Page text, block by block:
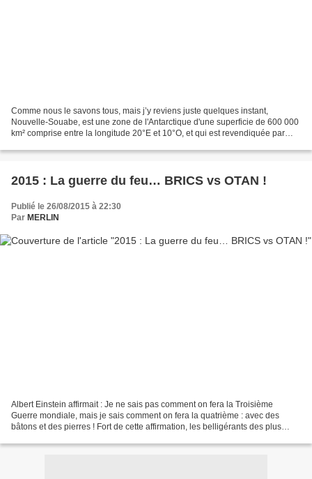
Comme nous le savons tous, mais j’y reviens juste quelques instant,
Nouvelle-Souabe, est une zone de l'Antarctique d'une superficie de 600 000
km² comprise entre la longitude 20°E et 10°O, et qui est revendiquée par
2015 : La guerre du feu… BRICS vs OTAN !
Publié le 26/08/2015 à 22:30
Par MERLIN
Albert Einstein affirmait : Je ne sais pas comment on fera la Troisième
Guerre mondiale, mais je sais comment on fera la quatrième : avec des
bâtons et des pierres ! Fort de cette affirmation, les belligérants des plus